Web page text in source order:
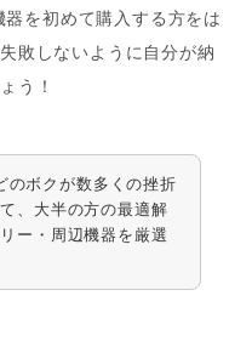
を初めて購入する方をは
敗しないように自分が納
う！
のボクが数多くの挫折
、大半の方の最適解
ー・周辺機器を厳選